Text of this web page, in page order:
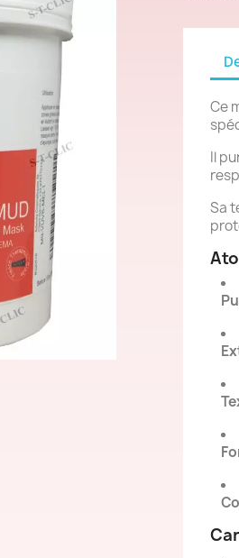
Ce
Il
Sa